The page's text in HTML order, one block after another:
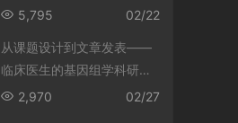
02/22
5,795
从课题设计到文章发表——
临床医生的基因组学科研管
家
02/27
2,970